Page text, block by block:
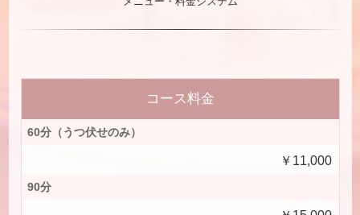
コース料金
60分（うつ伏せのみ）
￥11,000
90分